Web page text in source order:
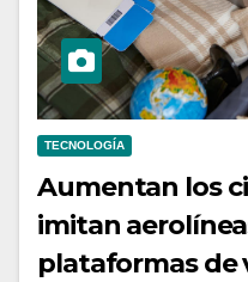
TECNOLOGÍA
Aumentan los
imitan
plataformas de